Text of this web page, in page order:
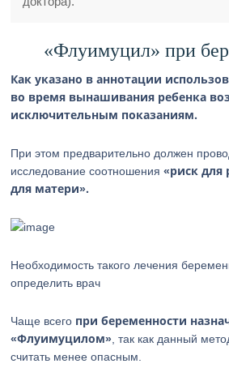
«Флуимуцил» при
Как указано в аннотации
во время вынашивания ребенка
исключительным показаниям.
При этом предварительно должен
исследование соотношения«риск для
для матери».
Необходимость такого лечения
определить врач
Чаще всего при беременности
«Флуимуцилом» , так как данный
считать менее опасным.